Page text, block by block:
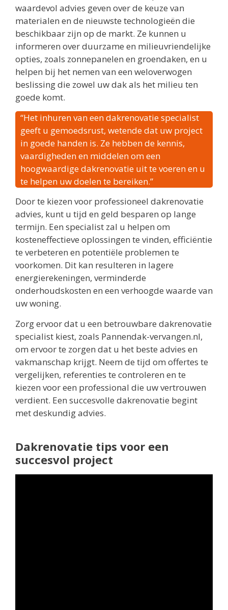
waardevol advies geven over de keuze van
materialen en de nieuwste technologieën die
beschikbaar zijn op de markt. Ze kunnen u
informeren over duurzame en milieuvriendelijke
opties, zoals zonnepanelen en groendaken, en u
helpen bij het nemen van een weloverwogen
beslissing die zowel uw dak als het milieu ten
goede komt.
“Het inhuren van een dakrenovatie specialist
geeft u gemoedsrust, wetende dat uw project
in goede handen is. Ze hebben de kennis,
vaardigheden en middelen om een
hoogwaardige dakrenovatie uit te voeren en u
te helpen uw doelen te bereiken.”
Door te kiezen voor professioneel dakrenovatie
advies, kunt u tijd en geld besparen op lange
termijn. Een specialist zal u helpen om
kosteneffectieve oplossingen te vinden, efficiëntie
te verbeteren en potentiële problemen te
voorkomen. Dit kan resulteren in lagere
energierekeningen, verminderde
onderhoudskosten en een verhoogde waarde van
uw woning.
Zorg ervoor dat u een betrouwbare dakrenovatie
specialist kiest, zoals Pannendak-vervangen.nl,
om ervoor te zorgen dat u het beste advies en
vakmanschap krijgt. Neem de tijd om offertes te
vergelijken, referenties te controleren en te
kiezen voor een professional die uw vertrouwen
verdient. Een succesvolle dakrenovatie begint
met deskundig advies.
Dakrenovatie tips voor een
succesvol project